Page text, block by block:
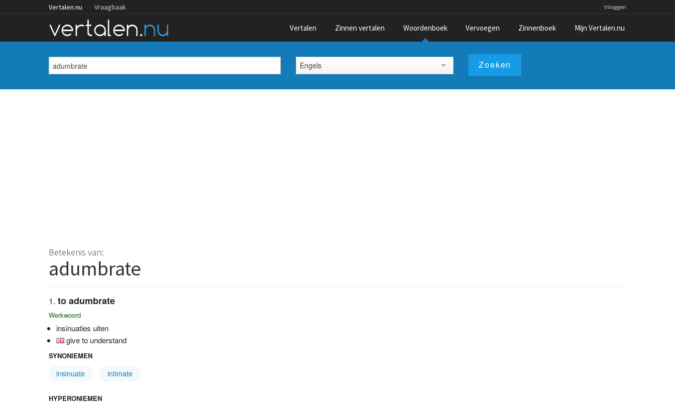
Vertalen.nu Vraagbaak Inloggen
Vertalen Zinnen vertalen Woordenboek Vervoegen Zinnenboek Mijn Vertalen.nu
Engels
Betekenis van:
adumbrate
to adumbrate
Werkwoord
insinuaties uiten
give to understand
SYNONIEMEN
insinuate intimate
HYPERONIEMEN